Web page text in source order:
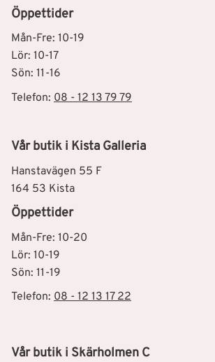
Öppettider
Mån-Fre: 10-19
Lör: 10-17
Sön: 11-16
Telefon: 08 - 12 13 79 79
Vår butik i Kista Galleria
Hanstavägen 55 F
164 53 Kista
Öppettider
Mån-Fre: 10-20
Lör: 10-19
Sön: 11-19
Telefon: 08 - 12 13 17 22
Vår butik i Skärholmen C